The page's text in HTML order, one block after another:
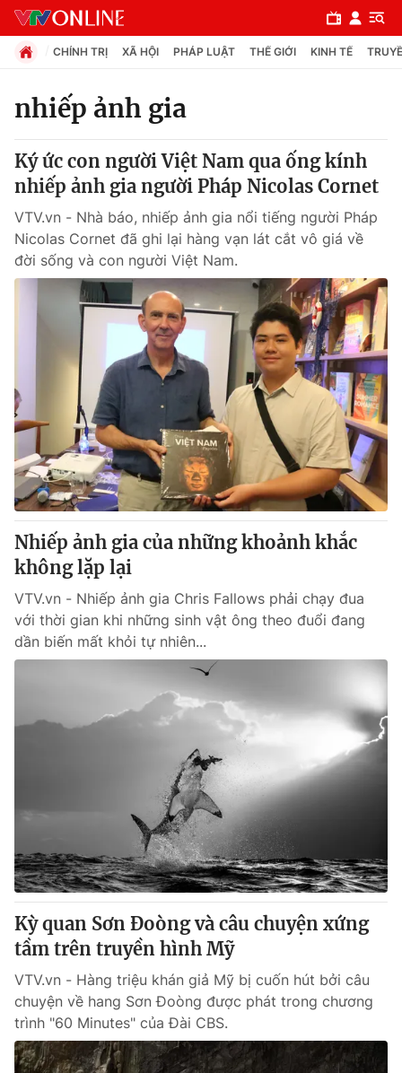
Chuyên mục
Chính trị
Xã hội
Pháp luật
Thế giới
Tin tức
Thế giới đó đây
Câu chuyện quốc tế
Kinh tế
Tài chính
Thị trường
Góc doanh nghiệp
Dữ liệu và đời sống
Truyền hình
Phim VTV
Hậu trường
Nhân vật
Giải sao mai
Giải trí
Điện ảnh
Đời sống
Làm đẹp
Hitech Công nghệ tương lai
Sản phẩm
Thị trường
Tư vấn
Lịch phát sóng
Chuyên mục khác
Emagazine Podcast
Photo Infographic
Video Shorts video
CHÍNH TRỊ XÃ HỘI PHÁP LUẬT THẾ GIỚI KINH TẾ
nhiếp ảnh gia
Ký ức con người Việt Nam qua ống kính
nhiếp ảnh gia người Pháp Nicolas Cornet
VTV.vn - Nhà báo, nhiếp ảnh gia nổi tiếng người Pháp
Nicolas Cornet đã ghi lại hàng vạn lát cắt vô giá về
đời sống và con người Việt Nam.
Nhiếp ảnh gia của những khoảnh khắc
không lặp lại
VTV.vn - Nhiếp ảnh gia Chris Fallows phải chạy đua
với thời gian khi những sinh vật ông theo đuổi đang
dần biến mất khỏi tự nhiên...
Kỳ quan Sơn Đoòng và câu chuyện xứng
tầm trên truyền hình Mỹ
VTV.vn - Hàng triệu khán giả Mỹ bị cuốn hút bởi câu
chuyện về hang Sơn Đoòng được phát trong chương
trình "60 Minutes" của Đài CBS.